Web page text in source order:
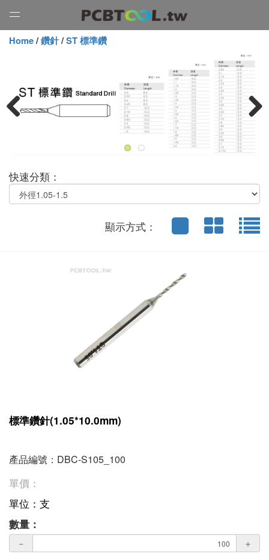
Menu
Home/鑽針/ST 標準鑽
快速分類：
顯示方式：
標準鑽針(1.05*10.0mm)
產品編號：DBC-S105_100
單價：
單位：支
數量：
－ ＋